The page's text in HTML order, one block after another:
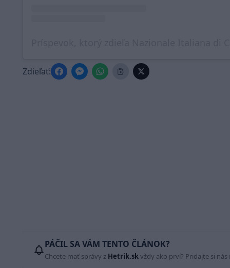
Zdieľať:
PÁČIL SA VÁM TENTO ČLÁNOK?
Chcete mať správy z Hetrik.skvždy ako prví? Pridajte si nás